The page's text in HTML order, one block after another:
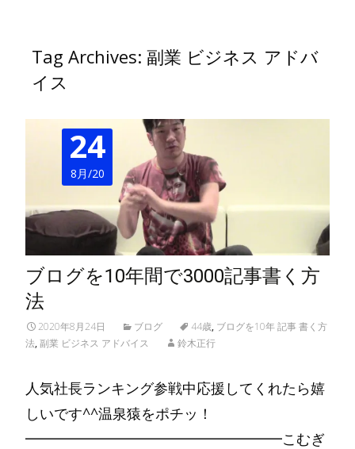
Tag Archives: 副業 ビジネス アドバ
イス
24
8月/20
ブログを10年間で3000記事書く方
法
2020年8月24日 ブログ 44歳, ブログを10年 記事 書く方
法,副業 ビジネス アドバイス 鈴木正行
人気社長ランキング参戦中応援してくれたら嬉
しいです^^温泉猿をポチッ！
━━━━━━━━━━━━━━━━━━こむぎ